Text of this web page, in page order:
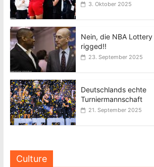
3. Oktober 2025
Nein, die NBA
rigged!!
23. September 2025
Deutschlands echte
Turniermannschaft
21. September 2025
Culture